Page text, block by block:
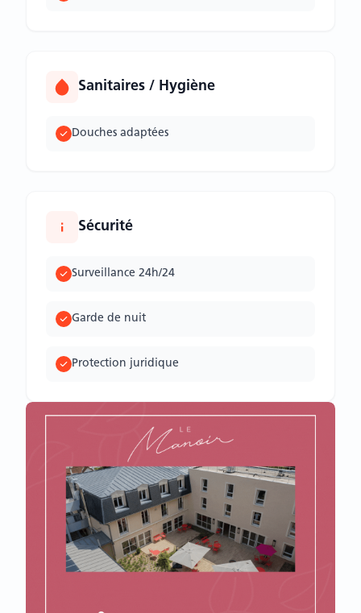
Sanitaires / Hygiène
Douches adaptées
Sécurité
Surveillance 24h/24
Garde de nuit
Protection juridique